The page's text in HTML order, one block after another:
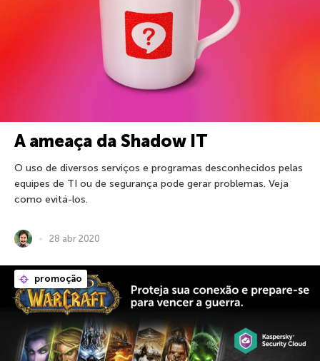
A ameaça da Shadow IT
O uso de diversos serviços e programas desconhecidos pelas
equipes de TI ou de segurança pode gerar problemas. Veja
como evitá-los.
28 abr 2020
promoção